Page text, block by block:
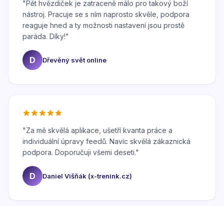
"Pět hvězdiček je zatraceně málo pro takový boží
nástroj. Pracuje se s ním naprosto skvěle, podpora
reaguje hned a ty možnosti nastavení jsou prostě
paráda. Díky!"
D Dřevěný svět online
"Za mě skvělá aplikace, ušetří kvanta práce a
individuální úpravy feedů. Navíc skvělá zákaznická
podpora. Doporučuji všemi deseti."
D Daniel Višňák (x-trenink.cz)